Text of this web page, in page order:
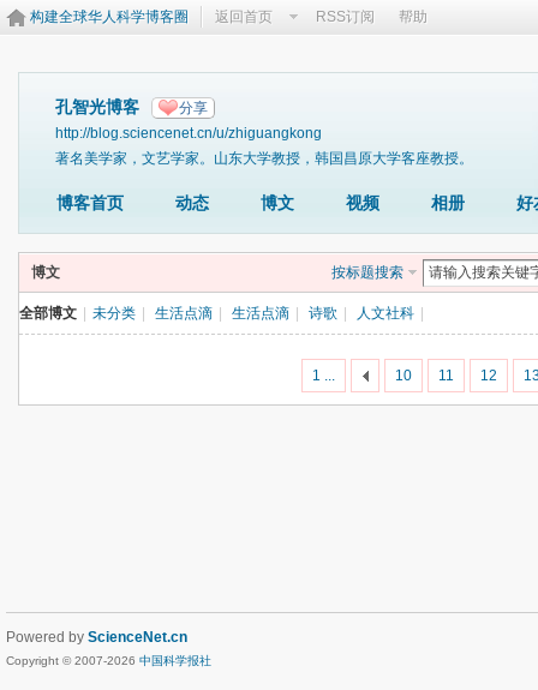
构建全球华人科学博客圈 返回首页 RSS订阅 帮助
孔智光博客 分享
http://blog.sciencenet.cn/u/zhiguangkong
著名美学家，文艺学家。山东大学教授，韩国昌原大学客座教授。
博客首页 动态 博文 视频 相册 好
博文 按标题搜索
全部博文 未分类 生活点滴 生活点滴 诗歌 人文社科
1 ... 10 11 12
Powered by ScienceNet.cn
Copyright © 2007-2026 中国科学报社